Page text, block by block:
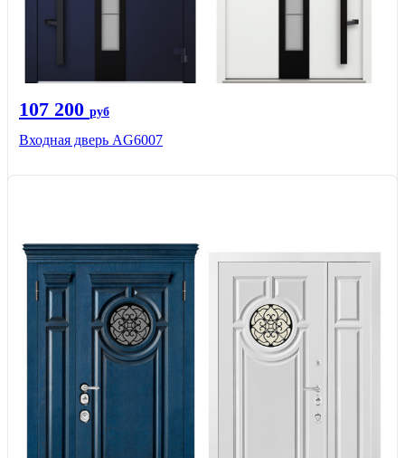
107 200 руб
Входная дверь AG6007